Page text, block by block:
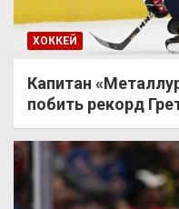
ХОККЕЙ
Капитан
побить рекорд